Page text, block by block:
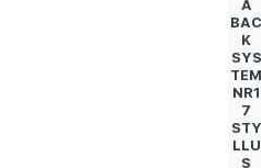
A
K
SYS
NR1
7
STY
LLU
S